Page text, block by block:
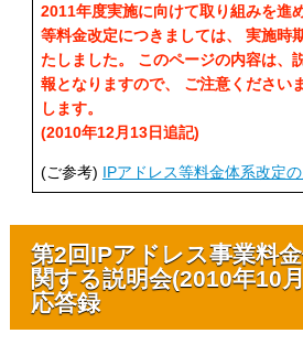
2011年度実施に向けて取り組みを進
等料金改定につきましては、 実施時
たしました。 このページの内容は、
報となりますので、 ご注意ください
します。
(2010年12月13日追記)
(ご参考) IPアドレス等料金体系改定
第2回IPアドレス事業料
関する説明会(2010年10
応答録